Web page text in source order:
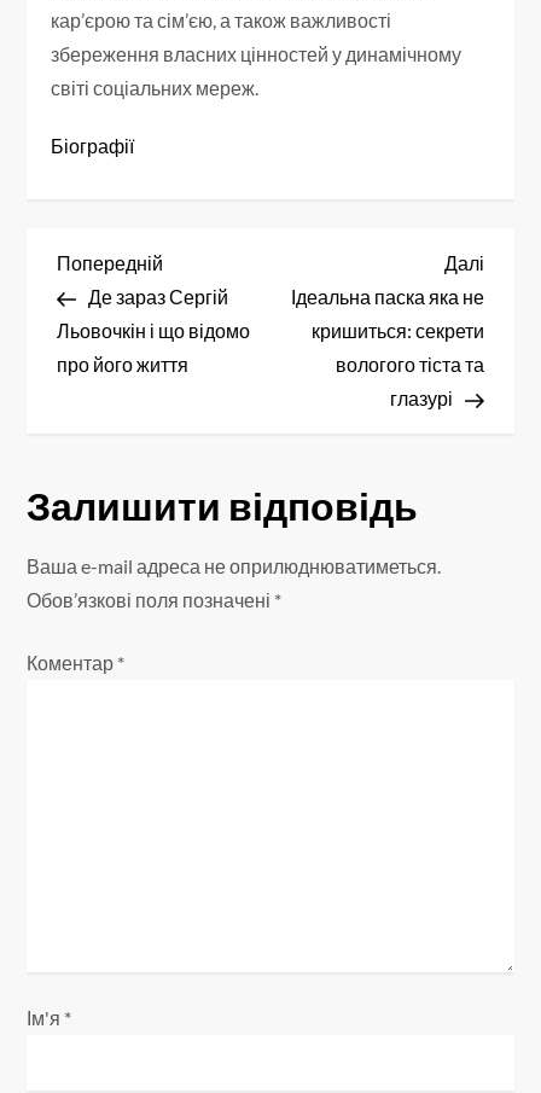
кар’єрою та сім’єю, а також важливості
збереження власних цінностей у динамічному
світі соціальних мереж.
Біографії
Н
а
в
а
ц
і
Попередній
запис
Попередній
Де зараз Сергій
Льовочкін і що відомо
про його життя
запис
Далі
Ідеальна паска яка не
кришиться: секрети
вологого тіста та
глазурі
Залишити відповідь
Ваша e-mail адреса не оприлюднюватиметься.
Обов’язкові поля позначені *
Коментар *
Ім'я *